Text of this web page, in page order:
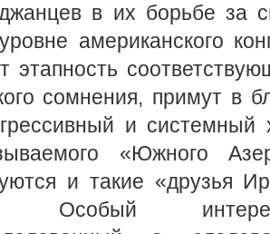
в их борьбе за
американского
этапность
сомнения, примут в
и системный
«Южного
и такие «друзья
Особый